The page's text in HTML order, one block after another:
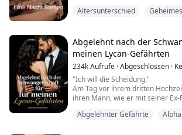
Jungfräulichkeit. Sie genoss es.
Morgen aufwachte, war der Mann
Altersunterschied
Abgelehnt nach der
meinen Lycan-Gefährten
234kAufrufe ·Abgeschlossen ·
"Ich will die Scheidung."
Am Tag vor ihrem dritten
ihren Mann, wie er mit seiner
Am Boden zerstört, lehnt Fiona
Abgelehnter Gefährte
Alpha